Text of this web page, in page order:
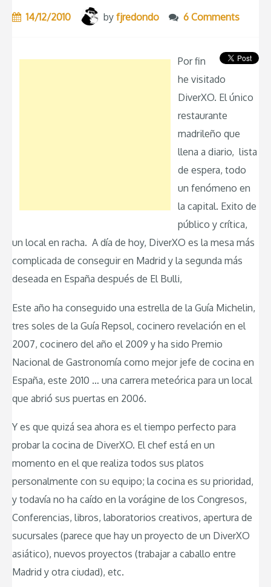
14/12/2010 by fjredondo 6 Comments
Por fin
he visitado
DiverXO. El único
restaurante
madrileño que
llena a diario, lista
de espera, todo
un fenómeno en
la capital. Exito de
público y crítica,
un local en racha. A día de hoy, DiverXO es la mesa más
complicada de conseguir en Madrid y la segunda más
deseada en España después de El Bulli,
Este año ha conseguido una estrella de la Guía Michelin,
tres soles de la Guía Repsol, cocinero revelación en el
2007, cocinero del año el 2009 y ha sido Premio
Nacional de Gastronomía como mejor jefe de cocina en
España, este 2010 … una carrera meteórica para un local
que abrió sus puertas en 2006.
Y es que quizá sea ahora es el tiempo perfecto para
probar la cocina de DiverXO. El chef está en un
momento en el que realiza todos sus platos
personalmente con su equipo; la cocina es su prioridad,
y todavía no ha caído en la vorágine de los Congresos,
Conferencias, libros, laboratorios creativos, apertura de
sucursales (parece que hay un proyecto de un DiverXO
asiático), nuevos proyectos (trabajar a caballo entre
Madrid y otra ciudad), etc.